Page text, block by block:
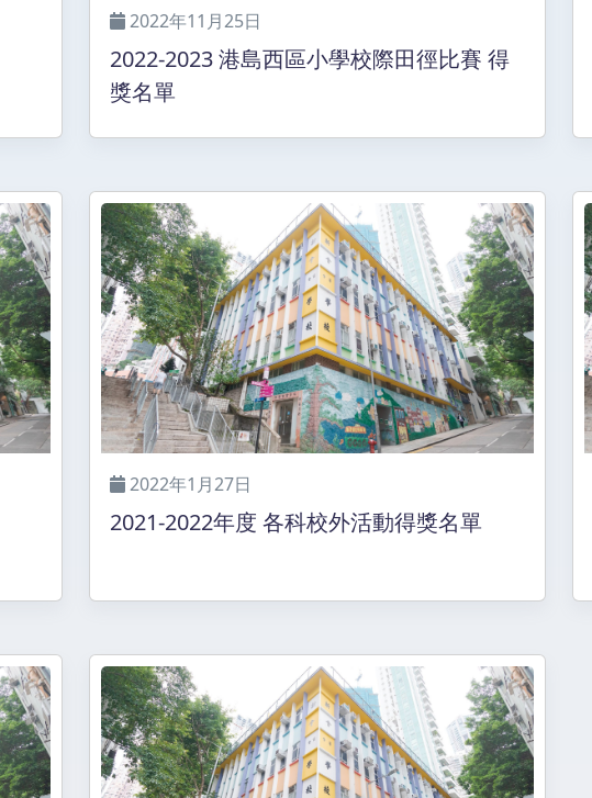
2022年11月25日
2022-2023 港島西區小學校際田徑比賽 得
獎名單
2022年1月27日
2021-2022年度 各科校外活動得獎名單